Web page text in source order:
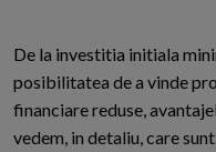
De la investitia initiala
posibilitatea de a vinde
financiare reduse,
vedem, in detaliu, care